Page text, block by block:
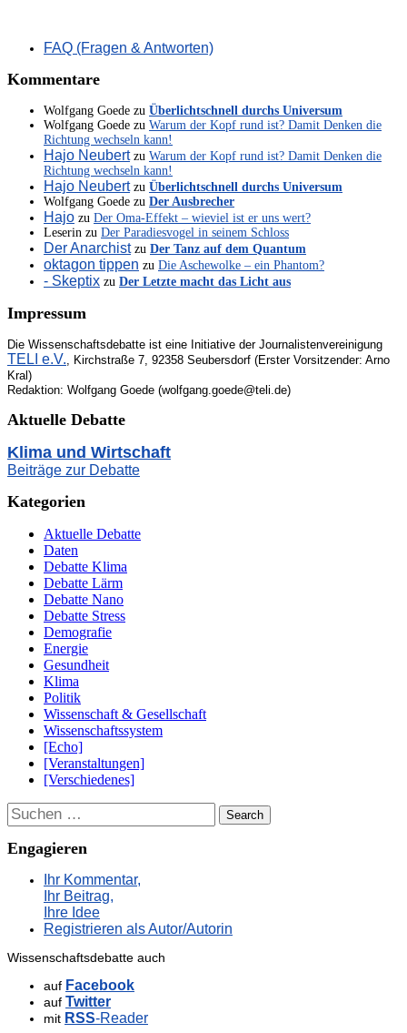
FAQ (Fragen & Antworten)
Kommentare
Wolfgang Goede zu Überlichtschnell durchs Universum
Wolfgang Goede zu Warum der Kopf rund ist? Damit Denken die
Richtung wechseln kann!
Hajo Neubertzu Warum der Kopf rund ist? Damit Denken die
Richtung wechseln kann!
Hajo Neubertzu Überlichtschnell durchs Universum
Wolfgang Goede zu Der Ausbrecher
Hajo zu Der Oma-Effekt – wieviel ist er uns wert?
Leserin zu Der Paradiesvogel in seinem Schloss
Der Anarchistzu Der Tanz auf dem Quantum
oktagon tippen zu Die Aschewolke – ein Phantom?
- Skeptix zu Der Letzte macht das Licht aus
Impressum
Die Wissenschaftsdebatte ist eine Initiative der Journalistenvereinigung
TELI e.V. , Kirchstraße 7, 92358 Seubersdorf (Erster Vorsitzender: Arno
Kral)
Redaktion: Wolfgang Goede (wolfgang.goede@teli.de)
Aktuelle Debatte
Klima und Wirtschaft
Beiträge zur Debatte
Kategorien
Aktuelle Debatte
Daten
Debatte Klima
Debatte Lärm
Debatte Nano
Debatte Stress
Demografie
Energie
Gesundheit
Klima
Politik
Wissenschaft & Gesellschaft
Wissenschaftssystem
[Echo]
[Veranstaltungen]
[Verschiedenes]
Suchen
Engagieren
Ihr Kommentar,
Ihr Beitrag,
Ihre Idee
Registrieren als Autor/Autorin
Wissenschaftsdebatte auch
auf Facebook
auf Twitter
mit RSS-Reader